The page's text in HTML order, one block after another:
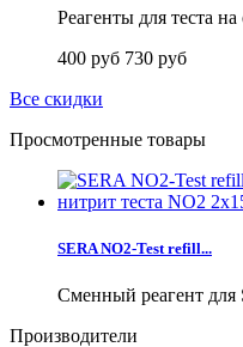
Реагенты для теста
400 руб 730 руб
Все скидки
Просмотренные товары
SERA NO2-Test refill...
Сменный реагент для
Производители